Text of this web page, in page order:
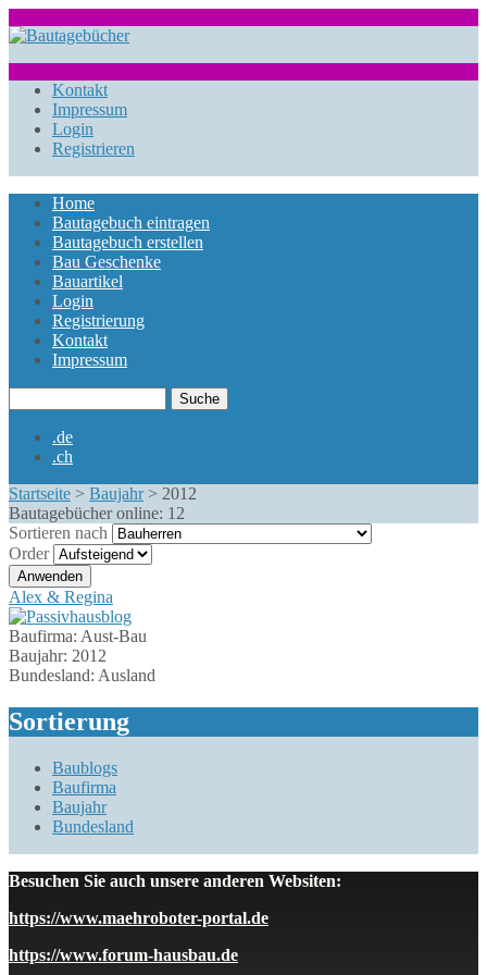
www.bautagebuecher.at
Kontakt
Impressum
Login
Registrieren
Hauptmenü
Home
Bautagebuch eintragen
Bautagebuch erstellen
Bau Geschenke
Bauartikel
Login
Registrierung
Kontakt
Impressum
.de
.ch
Startseite > Baujahr > 2012
Bautagebücher online: 12
Sortieren nach
Order
Alex & Regina
Baufirma: Aust-Bau
Baujahr: 2012
Bundesland: Ausland
Sortierung
Baublogs
Baufirma
Baujahr
Bundesland
Besuchen Sie auch unsere anderen Websiten:
https://www.maehroboter-portal.de
https://www.forum-hausbau.de